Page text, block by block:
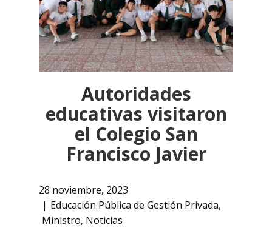
Autoridades
educativas visitaron
el Colegio San
Francisco Javier
28 noviembre, 2023
Educación Pública de Gestión Privada,
Ministro, Noticias